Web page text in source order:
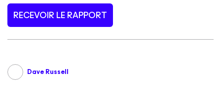
RECEVOIR LE RAPPORT
Dave Russell